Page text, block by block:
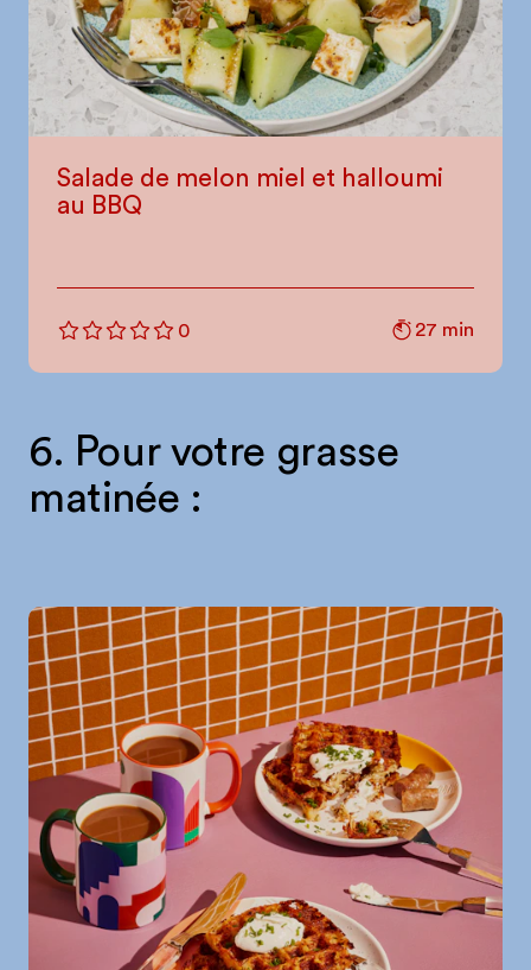
Salade de melon miel et halloumi
au BBQ
0 27 min
6. Pour votre grasse
matinée :